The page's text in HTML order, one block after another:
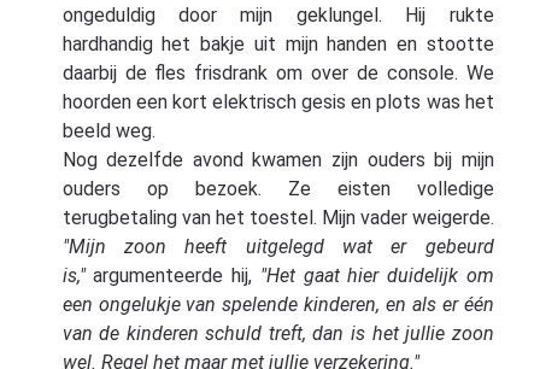
ongeduldig door mijn geklungel. Hij rukte
hardhandig het bakje uit mijn handen en stootte
daarbij de fles frisdrank om over de console. We
hoorden een kort elektrisch gesis en plots was het
beeld weg.
Nog dezelfde avond kwamen zijn ouders bij mijn
ouders op bezoek. Ze eisten volledige
terugbetaling van het toestel. Mijn vader weigerde.
"Mijn zoon heeft uitgelegd wat er gebeurd
is,"argumenteerde hij, "Het gaat hier duidelijk om
een ongelukje van spelende kinderen, en als er één
van de kinderen schuld treft, dan is het jullie zoon
wel. Regel het maar met jullie verzekering."